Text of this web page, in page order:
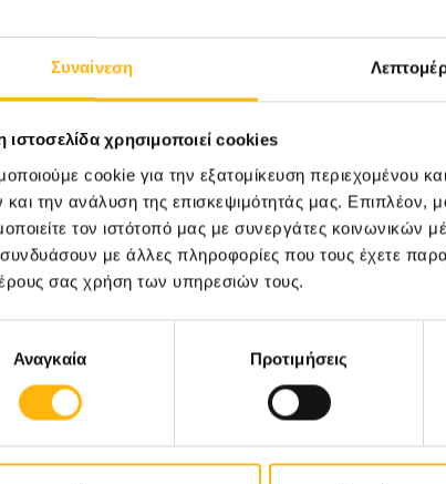
Συναίνεση
ιστοσελίδα χρησιμοποιεί cookies
cookie για την εξατομίκευση περιεχομένου
την ανάλυση της επισκεψιμότητάς μας.
τον ιστότοπό μας με συνεργάτες κοινωνικών
συνδυάσουν με άλλες πληροφορίες που τους έχετε
σας χρήση των υπηρεσιών τους.
Αναγκαία Προτιμήσεις
από τη μητέρα όσο και από τον πατέρα, με
σε τέκνο να είναι 50%. Τα τελευταία
μέσω της ανάλυσης πολλαπλών
testing), συμπεριλαμβανομένων των
την προδιάθεση κληρονομικών μορφών
του παχέος εντέρου, του στομάχου, του
άλλων. Ενδεικτικά, κάποια από αυτά τα
PALB2, RAD51C, RAD51D, BRIP1, CDH1,
γονιδιακές παραλλαγές